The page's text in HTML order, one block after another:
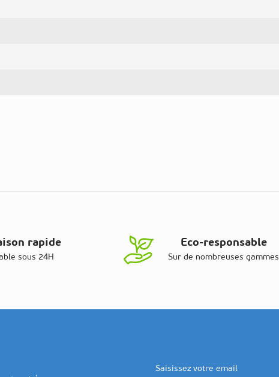
rapide
sous 24H
Eco-responsable
Sur de nombreuses gammes